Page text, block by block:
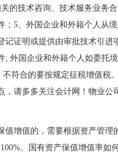
相关的技术咨询、技术服务
、外国企业和外籍个人
记证明或提供由审批技术引
外国企业和外籍个人如委托
不符合的要按规定征税增值税
，请多多关注会计网！物业
增值的，需要根据资产管理
。国有资产保值增值率